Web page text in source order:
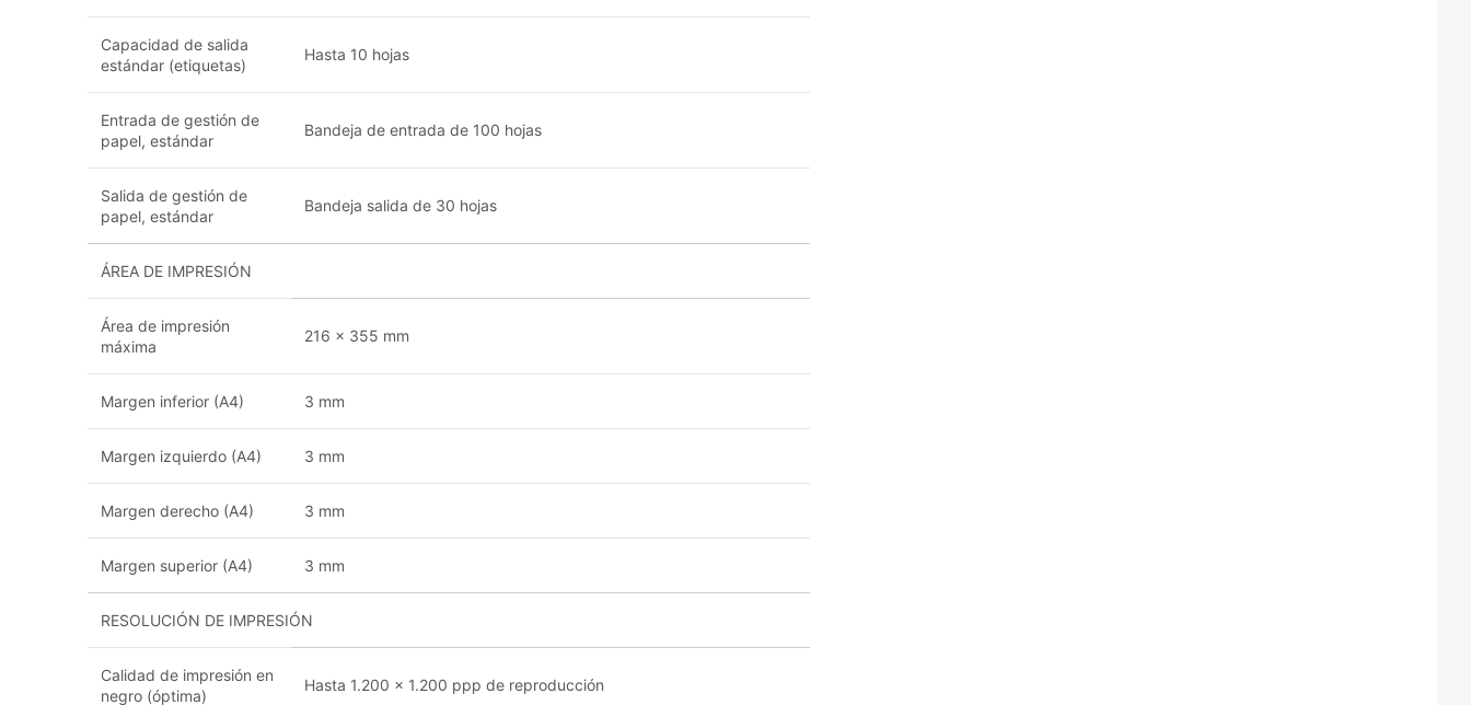
Capacidad de salida
estándar (etiquetas)
Hasta 10 hojas
Entrada de gestión de
papel, estándar
Bandeja de entrada de 100 hojas
Salida de gestión de
papel, estándar
Bandeja salida de 30 hojas
ÁREA DE IMPRESIÓN
Área de impresión
máxima
216 x 355 mm
Margen inferior (A4) 3 mm
Margen izquierdo (A4) 3 mm
Margen derecho (A4) 3 mm
Margen superior (A4) 3 mm
RESOLUCIÓN DE IMPRESIÓN
Calidad de impresión en
negro (óptima)
Hasta 1.200 x 1.200 ppp de reproducción